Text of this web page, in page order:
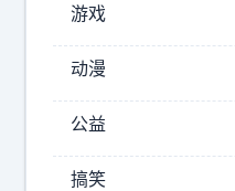
2025-
20:19
家
游戏
动漫
公益
搞笑